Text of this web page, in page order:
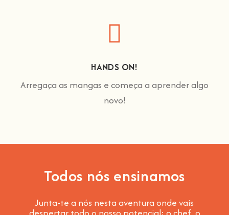
HANDS ON!
Arregaça as mangas e começa a aprender algo
novo!
Todos nós ensinamos
Junta-te a nós nesta aventura onde vais